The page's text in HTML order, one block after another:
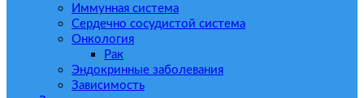
Иммунная система
Сердечно сосудистой система
Онкология
Рак
Эндокринные заболевания
Зависимость